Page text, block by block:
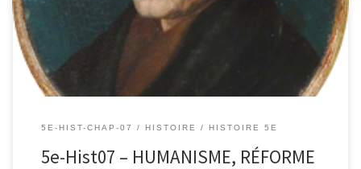
5E-HIST-CHAP-07 HISTOIRE HISTOIRE 5E
5e-Hist07 – HUMANISME, RÉFORME